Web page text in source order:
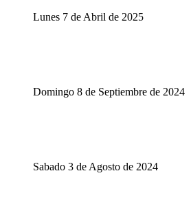
Lunes 7 de Abril de 2025
Domingo 8 de Septiembre de 2024
Sabado 3 de Agosto de 2024